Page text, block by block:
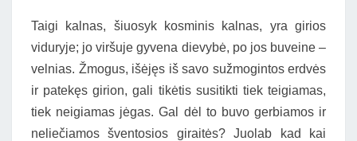
Taigi kalnas, šiuosyk kosminis kalnas, yra girios
viduryje; jo viršuje gyvena dievybė, po jos buveine –
velnias. Žmogus, išėjęs iš savo sužmogintos erdvės
ir patekęs girion, gali tikėtis susitikti tiek teigiamas,
tiek neigiamas jėgas. Gal dėl to buvo gerbiamos ir
neliečiamos šventosios giraitės? Juolab kad kai